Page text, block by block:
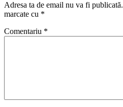
Adresa ta de email nu va fi publicată.
marcate cu *
Comentariu *